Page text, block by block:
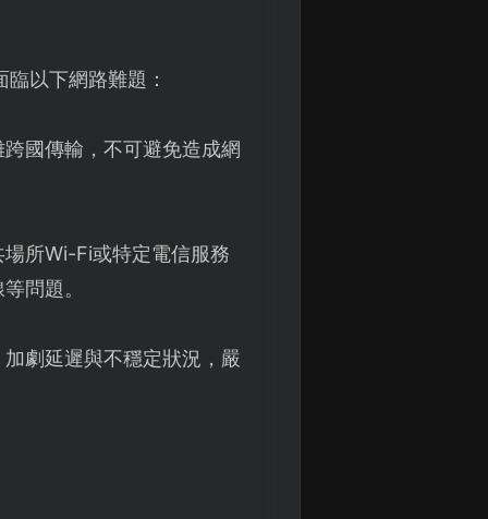
以下網路難題：
國傳輸，不可避免造成網
所Wi-Fi或特定電信服務
問題。
劇延遲與不穩定狀況，嚴